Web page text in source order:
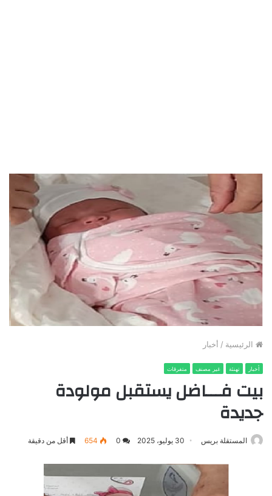
الرئيسية / أخبار
أخبار تهنئة غير مصنف متفرقات
بيت فـــاضل يستقبل مولودة
جديدة
المستقلة بريس 30 يوليو، 2025 0
654 أقل من دقيقة